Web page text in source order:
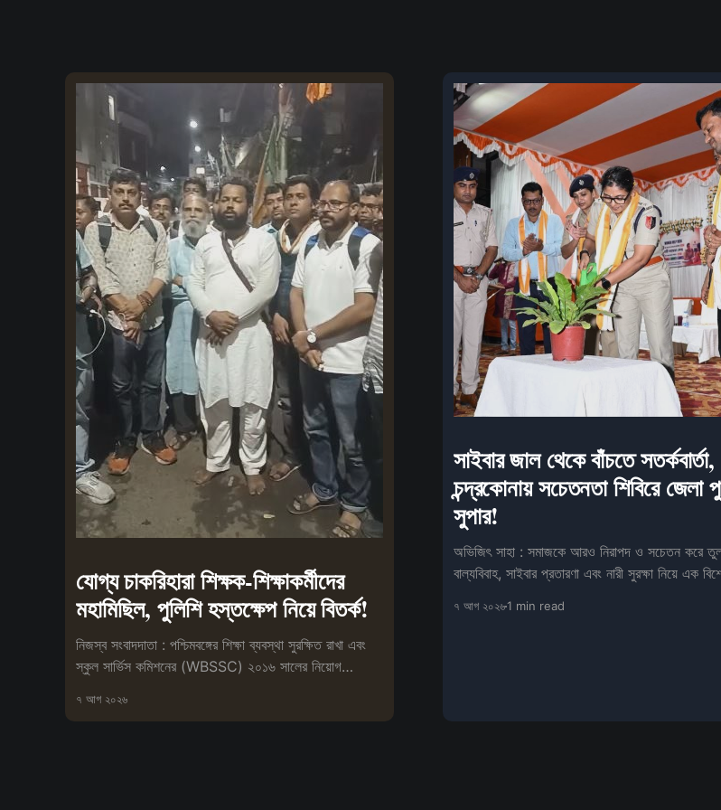
যোগ্য চাকরিহারা শিক্ষক-শিক্ষাকর্মীদের
মহামিছিল, পুলিশি হস্তক্ষেপ নিয়ে বিতর্ক!
নিজস্ব সংবাদদাতা : পশ্চিমবঙ্গের শিক্ষা ব্যবস্থা সুরক্ষিত রাখা এবং
স্কুল সার্ভিস কমিশনের (WBSSC) ২০১৬ সালের নিয়োগ
৭ আগ ২০২৬
সাইবার জাল থেকে বাঁচতে সতর্কবার্তা,
চন্দ্রকোনায় সচেতনতা শিবিরে জেলা
সুপার!
অভিজিৎ সাহা : সমাজকে আরও নিরাপদ ও সচেতন করে
বাল্যবিবাহ, সাইবার প্রতারণা এবং নারী সুরক্ষা নিয়ে এক
৭ আগ ২০২৬1 min read